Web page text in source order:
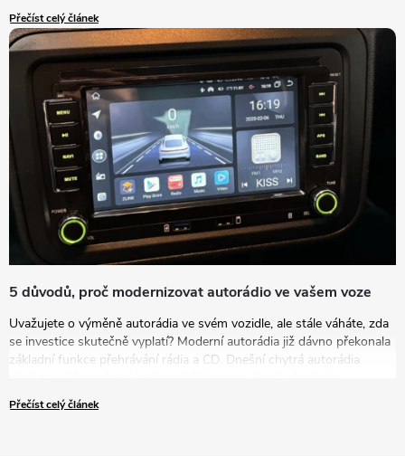
výrazně zlepšit vaše zážitky na cestách. V tomto článku se podrobně
podíváme na to, jak vybrat autorádio, které bude nejlépe vyhovovat
vašim potřebám a představám.
Přečíst celý článek
5 důvodů, proč modernizovat autorádio ve vašem voze
Uvažujete o výměně autorádia ve svém vozidle, ale stále váháte, zda
se investice skutečně vyplatí? Moderní autorádia již dávno překonala
základní funkce přehrávání rádia a CD. Dnešní chytrá autorádia
způsobem zvyšují komfort, bezpečnost i zábavu během každé jízdy.
V tomto článku vám představíme pět přesvědčivých důvodů, proč
Přečíst celý článek